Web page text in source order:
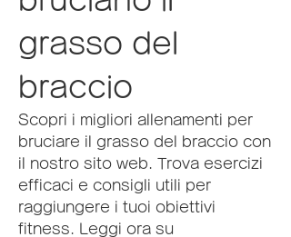
grasso del
braccio
Scopri i migliori allenamenti per
bruciare il grasso del braccio con
il nostro sito web. Trova esercizi
efficaci e consigli utili per
raggiungere i tuoi obiettivi
fitness. Leggi ora su